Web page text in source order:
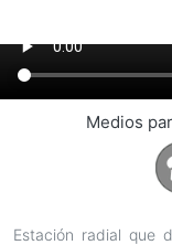
Medios
Estación radial que